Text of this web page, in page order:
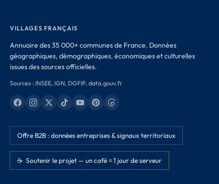
VILLAGES FRANÇAIS
Annuaire des 35 000+ communes de France. Données
géographiques, démographiques, économiques et culturelles
issues des sources officielles.
Sources : INSEE, IGN, DGFIP, data.gouv.fr
Offre B2B : données entreprises & signaux territoriaux
☕ Soutenir le projet — un café = 1 jour de serveur